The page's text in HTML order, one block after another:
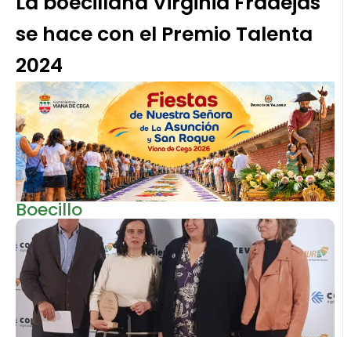
se hace con el Premio Talenta
2024
Boecillo